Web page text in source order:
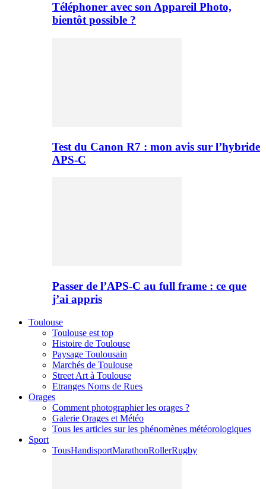
Téléphoner avec son Appareil Photo,
bientôt possible ?
Test du Canon R7 : mon avis sur l’hybride
APS-C
Passer de l’APS-C au full frame : ce que
j’ai appris
Toulouse
Toulouse est top
Histoire de Toulouse
Paysage Toulousain
Marchés de Toulouse
Street Art à Toulouse
Etranges Noms de Rues
Orages
Comment photographier les orages ?
Galerie Orages et Météo
Tous les articles sur les phénomènes météorologiques
Sport
TousHandisportMarathonRollerRugby